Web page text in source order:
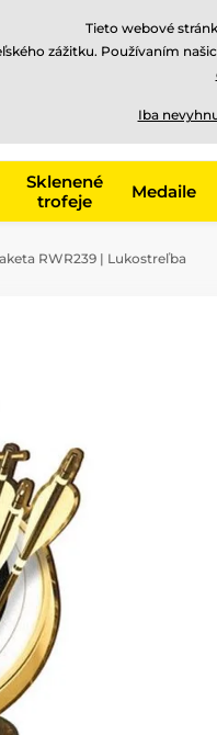
Sklenené
trofeje
Medaile
RWR239 | Lukostreľba
Tieto webové
zážitku. Používaním
Iba